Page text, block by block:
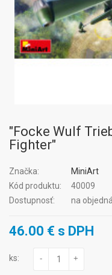
"Focke Wulf
Fighter"
Značka:
MiniArt
Kód produktu:
40009
Dostupnosť:
na
46.00 € s DPH
ks: - +